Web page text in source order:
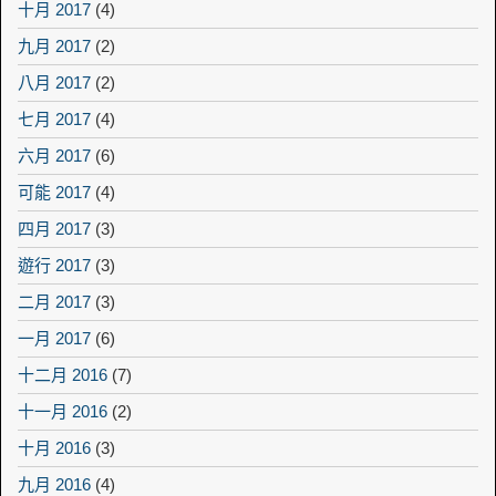
十月 2017 (4)
九月 2017 (2)
八月 2017 (2)
七月 2017 (4)
六月 2017 (6)
可能 2017 (4)
四月 2017 (3)
遊行 2017 (3)
二月 2017 (3)
一月 2017 (6)
十二月 2016 (7)
十一月 2016 (2)
十月 2016 (3)
九月 2016 (4)